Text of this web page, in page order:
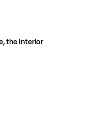
the Interior